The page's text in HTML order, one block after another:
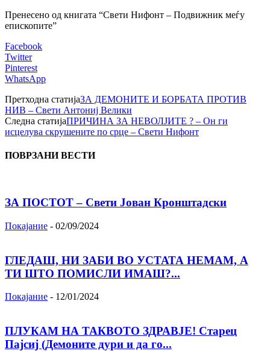
Пренесено од книгата “Свети Нифонт – Подвижник меѓу
епископите”
Facebook
Twitter
Pinterest
WhatsApp
Претходна статијаЗА ДЕМОНИТЕ И БОРБАТА ПРОТИВ
НИВ – Свети Антониј Велики
Следна статијаПРИЧИНА ЗА НЕВОЛЈИТЕ ? – Он ги
исцелува скрушените по срце – Свети Нифонт
ПОВРЗАНИ ВЕСТИ
ЗА ПОСТОТ – Свети Јован Кронштадски
Покајание - 02/09/2024
ГЛЕДАШ, НИ ЗАБИ ВО УСТАТА НЕМАМ, А
ТИ ШТО ПОМИСЛИ ИМАШ?...
Покајание - 12/01/2024
ПЛУКАМ НА ТАКВОТО ЗДРАВЈЕ! Старец
Пајсиј (Демоните дури и да го...